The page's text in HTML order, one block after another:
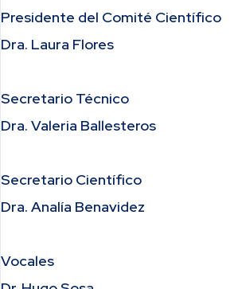
Presidente del Comité Científico
Dra. Laura Flores
Secretario Técnico
Dra. Valeria Ballesteros
Secretario Científico
Dra. Analía Benavidez
Vocales